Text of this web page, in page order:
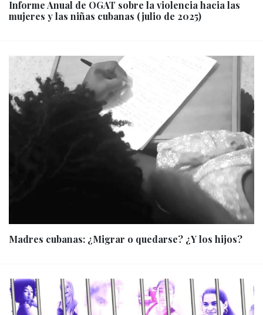
Informe Anual de OGAT sobre la violencia hacia las
mujeres y las niñas cubanas (julio de 2025)
Madres cubanas: ¿Migrar o quedarse? ¿Y los hijos?